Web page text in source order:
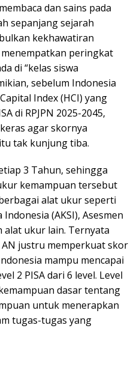
dan sains pada
sepanjang sejarah
kekhawatiran
peringkat
di “kelas siswa
sebelum Indonesia
Index (HCI) yang
di RPJPN 2025-2045,
agar skornya
tak kunjung tiba.
3 Tahun, sehingga
kemampuan tersebut
alat ukur seperti
(AKSI), Asesmen
alat ukur lain. Ternyata
justru memperkuat skor
mampu mencapai
2 PISA dari 6 level. Level
dasar tentang
untuk menerapkan
tugas-tugas yang